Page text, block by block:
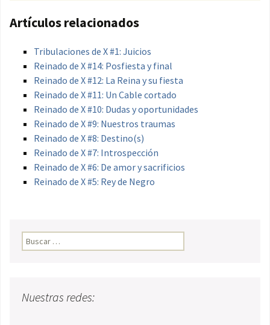
Artículos relacionados
Tribulaciones de X #1: Juicios
Reinado de X #14: Posfiesta y final
Reinado de X #12: La Reina y su fiesta
Reinado de X #11: Un Cable cortado
Reinado de X #10: Dudas y oportunidades
Reinado de X #9: Nuestros traumas
Reinado de X #8: Destino(s)
Reinado de X #7: Introspección
Reinado de X #6: De amor y sacrificios
Reinado de X #5: Rey de Negro
Buscar:
Nuestras redes: